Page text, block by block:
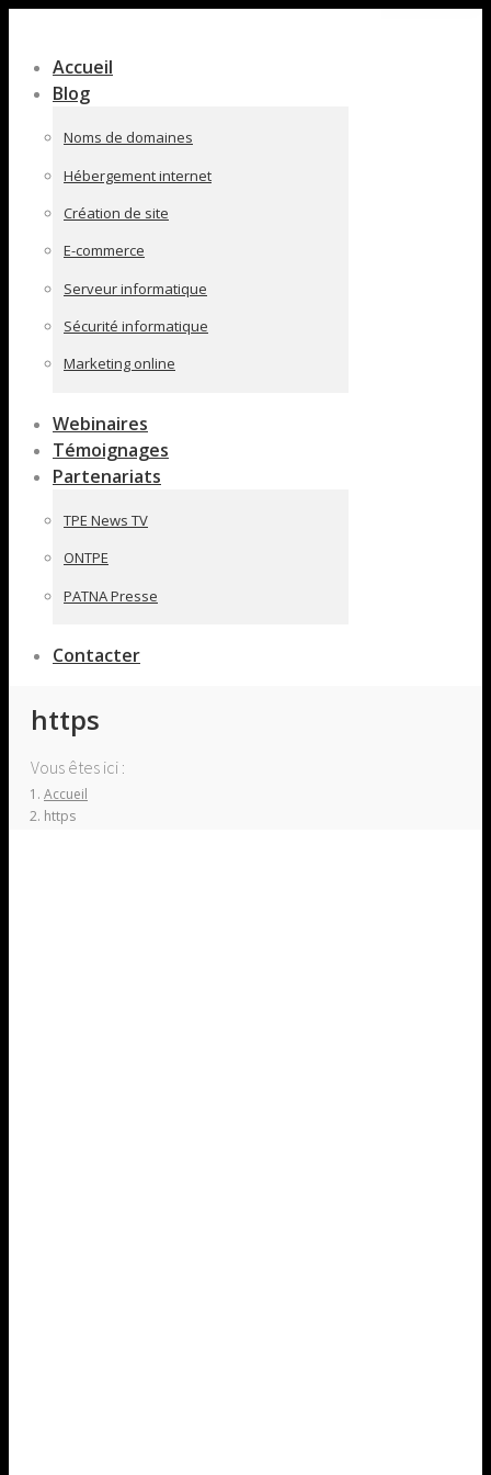
pleine
largeur
Accueil
Blog
Noms de domaines
Hébergement internet
Création de site
E-commerce
Serveur informatique
Sécurité informatique
Marketing online
Webinaires
Témoignages
Partenariats
TPE News TV
ONTPE
PATNA Presse
Contacter
https
Vous êtes ici :
Accueil
https